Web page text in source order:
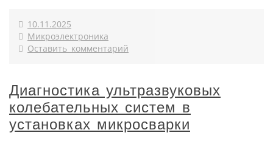
10.11.2025
Микроэлектроника
Оставить комментарий
Диагностика ультразвуковых
колебательных систем в
установках микросварки